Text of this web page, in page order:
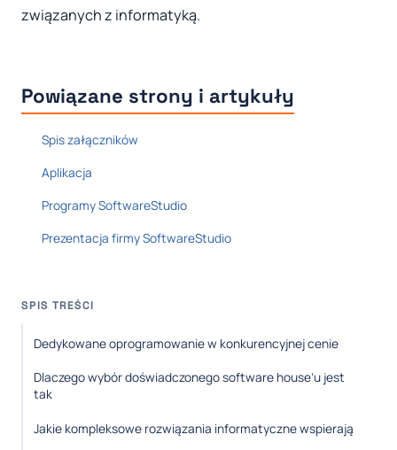
związanych z informatyką.
Powiązane strony i artykuły
Spis załączników
Aplikacja
Programy SoftwareStudio
Prezentacja firmy SoftwareStudio
SPIS TREŚCI
Dedykowane oprogramowanie w konkurencyjnej cenie
Dlaczego wybór doświadczonego software house’u jest
tak
Jakie kompleksowe rozwiązania informatyczne wspierają